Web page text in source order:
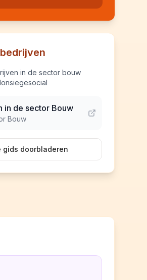
in de sector bouw
in de sector Bouw
Bouw
gids doorbladeren